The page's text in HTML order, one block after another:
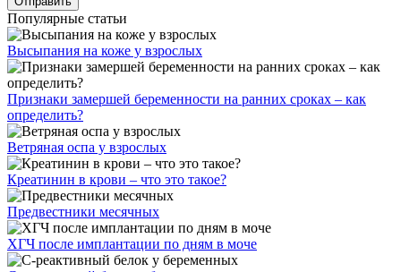
Популярные статьи
Высыпания на коже у взрослых
Признаки замершей беременности на ранних сроках – как
определить?
Ветряная оспа у взрослых
Креатинин в крови – что это такое?
Предвестники месячных
ХГЧ после имплантации по дням в моче